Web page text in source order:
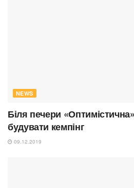
NEWS
Біля печери
будувати кемпінг
09.12.2019